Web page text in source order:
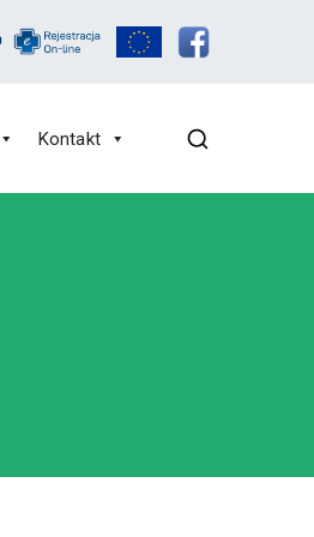
Kontakt